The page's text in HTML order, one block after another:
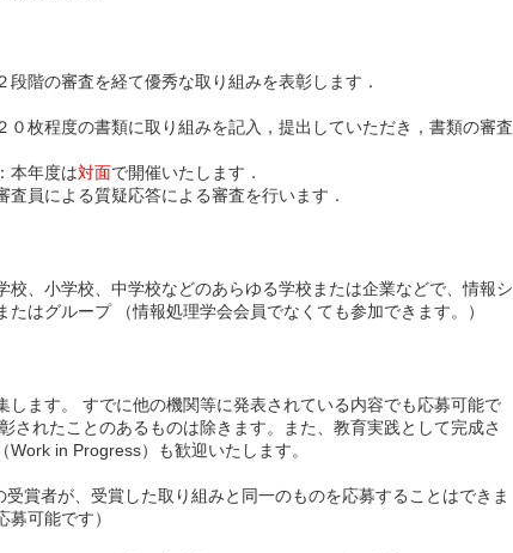
階の審査を経て優秀な取り組みを表彰します．
０枚程度の書類に取り組みを記入，提出していただき，書類の審査
本年度は対面で開催いたします．
員による質疑応答による審査を行います．
、小学校、中学校などのあらゆる学校または企業などで、情報シ
はグループ （情報処理学会会員でなくても参加できます。）
ます。 すでに他の機関等に発表されている内容でも応募可能で
されたことのあるものは除きます。また、教育実践として完成さ
Work in Progress）も歓迎いたします。
賞者が、受賞した取り組みと同一のものを応募することはできま
可能です）